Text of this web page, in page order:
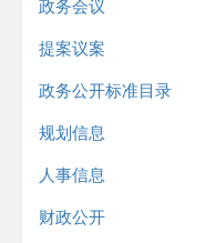
政务会议
提案议案
政务公开标准目录
规划信息
人事信息
财政公开